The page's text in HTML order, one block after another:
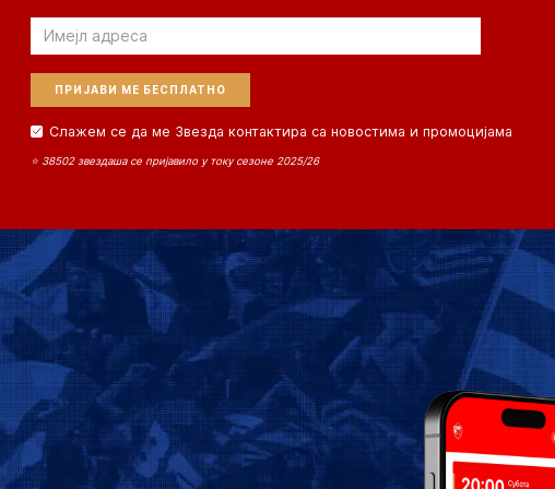
Email
Слажем се да ме Звезда контактира са новостима и промоцијама
⭐ 38502 звездаша се пријавило у току сезоне 2025/26